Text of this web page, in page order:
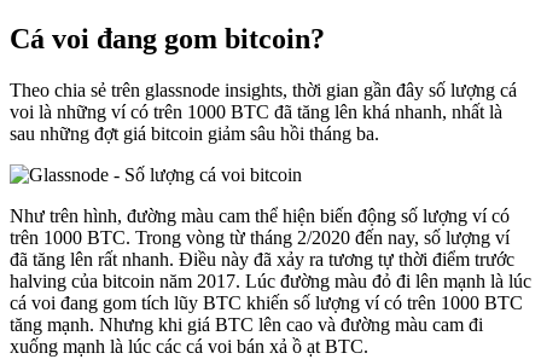
Cá voi đang gom bitcoin?
Theo chia sẻ trên glassnode insights, thời gian gần đây số lượng cá
voi là những ví có trên 1000 BTC đã tăng lên khá nhanh, nhất là
sau những đợt giá bitcoin giảm sâu hồi tháng ba.
Như trên hình, đường màu cam thể hiện biến động số lượng ví có
trên 1000 BTC. Trong vòng từ tháng 2/2020 đến nay, số lượng ví
đã tăng lên rất nhanh. Điều này đã xảy ra tương tự thời điểm trước
halving của bitcoin năm 2017. Lúc đường màu đỏ đi lên mạnh là lúc
cá voi đang gom tích lũy BTC khiến số lượng ví có trên 1000 BTC
tăng mạnh. Nhưng khi giá BTC lên cao và đường màu cam đi
xuống mạnh là lúc các cá voi bán xả ồ ạt BTC.